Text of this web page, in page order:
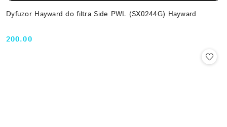
Dyfuzor Hayward do filtra Side PWL (SX0244G) Hayward
Cena:
200.00